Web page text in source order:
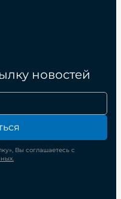
новостей
Вы соглашаетесь с